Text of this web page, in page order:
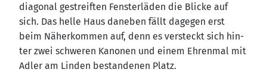
dia­go­nal gestreif­ten Fens­ter­lä­den die Bli­cke auf
sich. Das hel­le Haus dane­ben fällt dage­gen erst
beim Näher­kom­men auf, denn es ver­steckt sich hin­
ter zwei schwe­ren Kano­nen und einem Ehren­mal mit
Adler am Lin­den bestan­de­nen Platz.